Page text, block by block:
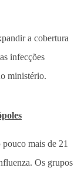
a cobertura
infecções
ministério.
mais de 21
Os grupos